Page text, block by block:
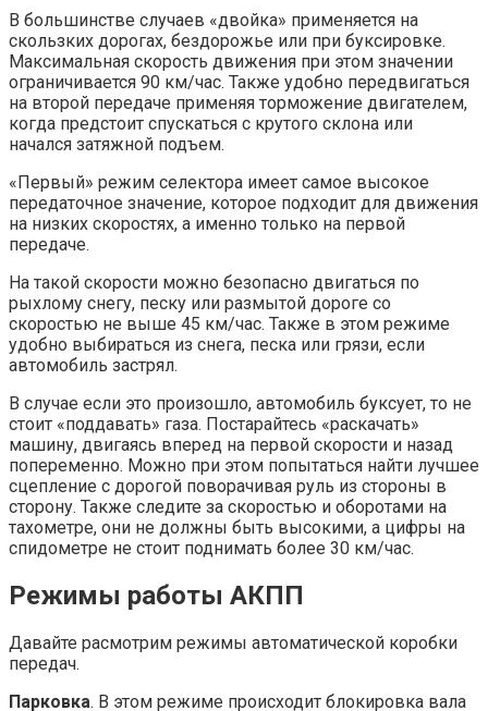
В большинстве случаев «двойка» применяется на
скользких дорогах, бездорожье или при буксировке.
Максимальная скорость движения при этом значении
ограничивается 90 км/час. Также удобно передвигаться
на второй передаче применяя торможение двигателем,
когда предстоит спускаться с крутого склона или
начался затяжной подъем.
«Первый» режим селектора имеет самое высокое
передаточное значение, которое подходит для движения
на низких скоростях, а именно только на первой
передаче.
На такой скорости можно безопасно двигаться по
рыхлому снегу, песку или размытой дороге со
скоростью не выше 45 км/час. Также в этом режиме
удобно выбираться из снега, песка или грязи, если
автомобиль застрял.
В случае если это произошло, автомобиль буксует, то не
стоит «поддавать» газа. Постарайтесь «раскачать»
машину, двигаясь вперед на первой скорости и назад
попеременно. Можно при этом попытаться найти лучшее
сцепление с дорогой поворачивая руль из стороны в
сторону. Также следите за скоростью и оборотами на
тахометре, они не должны быть высокими, а цифры на
спидометре не стоит поднимать более 30 км/час.
Режимы работы АКПП
Давайте расмотрим режимы автоматической коробки
передач.
Парковка. В этом режиме происходит блокировка вала